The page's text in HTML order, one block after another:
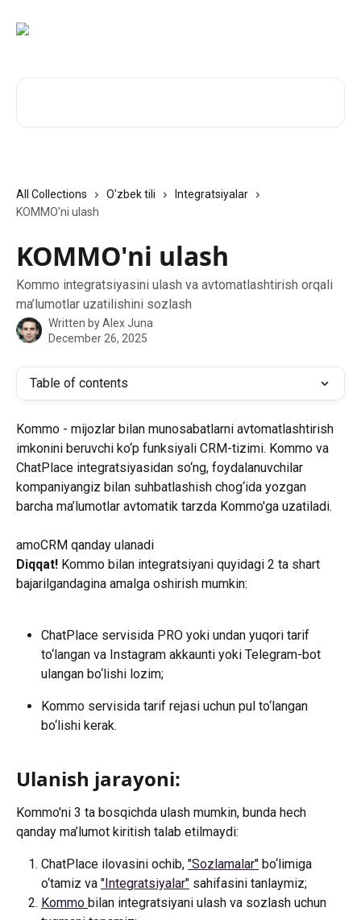
All Collections O'zbek tili
Integratsiyalar
KOMMO'ni ulash
KOMMO'ni ulash
Kommo integratsiyasini ulash va avtomatlashtirish orqali
ma’lumotlar uzatilishini sozlash
Written byAlex Juna
December 26, 2025
Table of contents
Kommo - mijozlar bilan munosabatlarni avtomatlashtirish
imkonini beruvchi ko‘p funksiyali CRM-tizimi. Kommo va
ChatPlace integratsiyasidan so‘ng, foydalanuvchilar
kompaniyangiz bilan suhbatlashish chog‘ida yozgan
barcha ma’lumotlar avtomatik tarzda Kommo'ga uzatiladi.
amoCRM qanday ulanadi
Diqqat! Kommo bilan integratsiyani quyidagi 2 ta shart
bajarilgandagina amalga oshirish mumkin:
ChatPlace servisida PRO yoki undan yuqori tarif
to‘langan va Instagram akkaunti yoki Telegram-bot
ulangan bo‘lishi lozim;
Kommo servisida tarif rejasi uchun pul to‘langan
bo‘lishi kerak.
Ulanish jarayoni:
Kommo'ni 3 ta bosqichda ulash mumkin, bunda hech
qanday ma’lumot kiritish talab etilmaydi:
ChatPlace ilovasini ochib, "Sozlamalar" bo‘limiga
o‘tamiz va "Integratsiyalar" sahifasini tanlaymiz;
Kommo bilan integratsiyani ulash va sozlash uchun